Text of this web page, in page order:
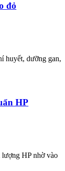
đỏ
huyết, dưỡng gan,
HP
HP nhờ vào